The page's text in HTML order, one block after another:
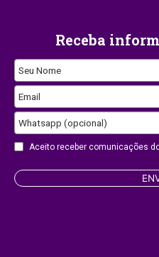
Receba
Seu Nome
Email
Phone
Number
Whatsapp (opcional)
Aceito receber comunicações do